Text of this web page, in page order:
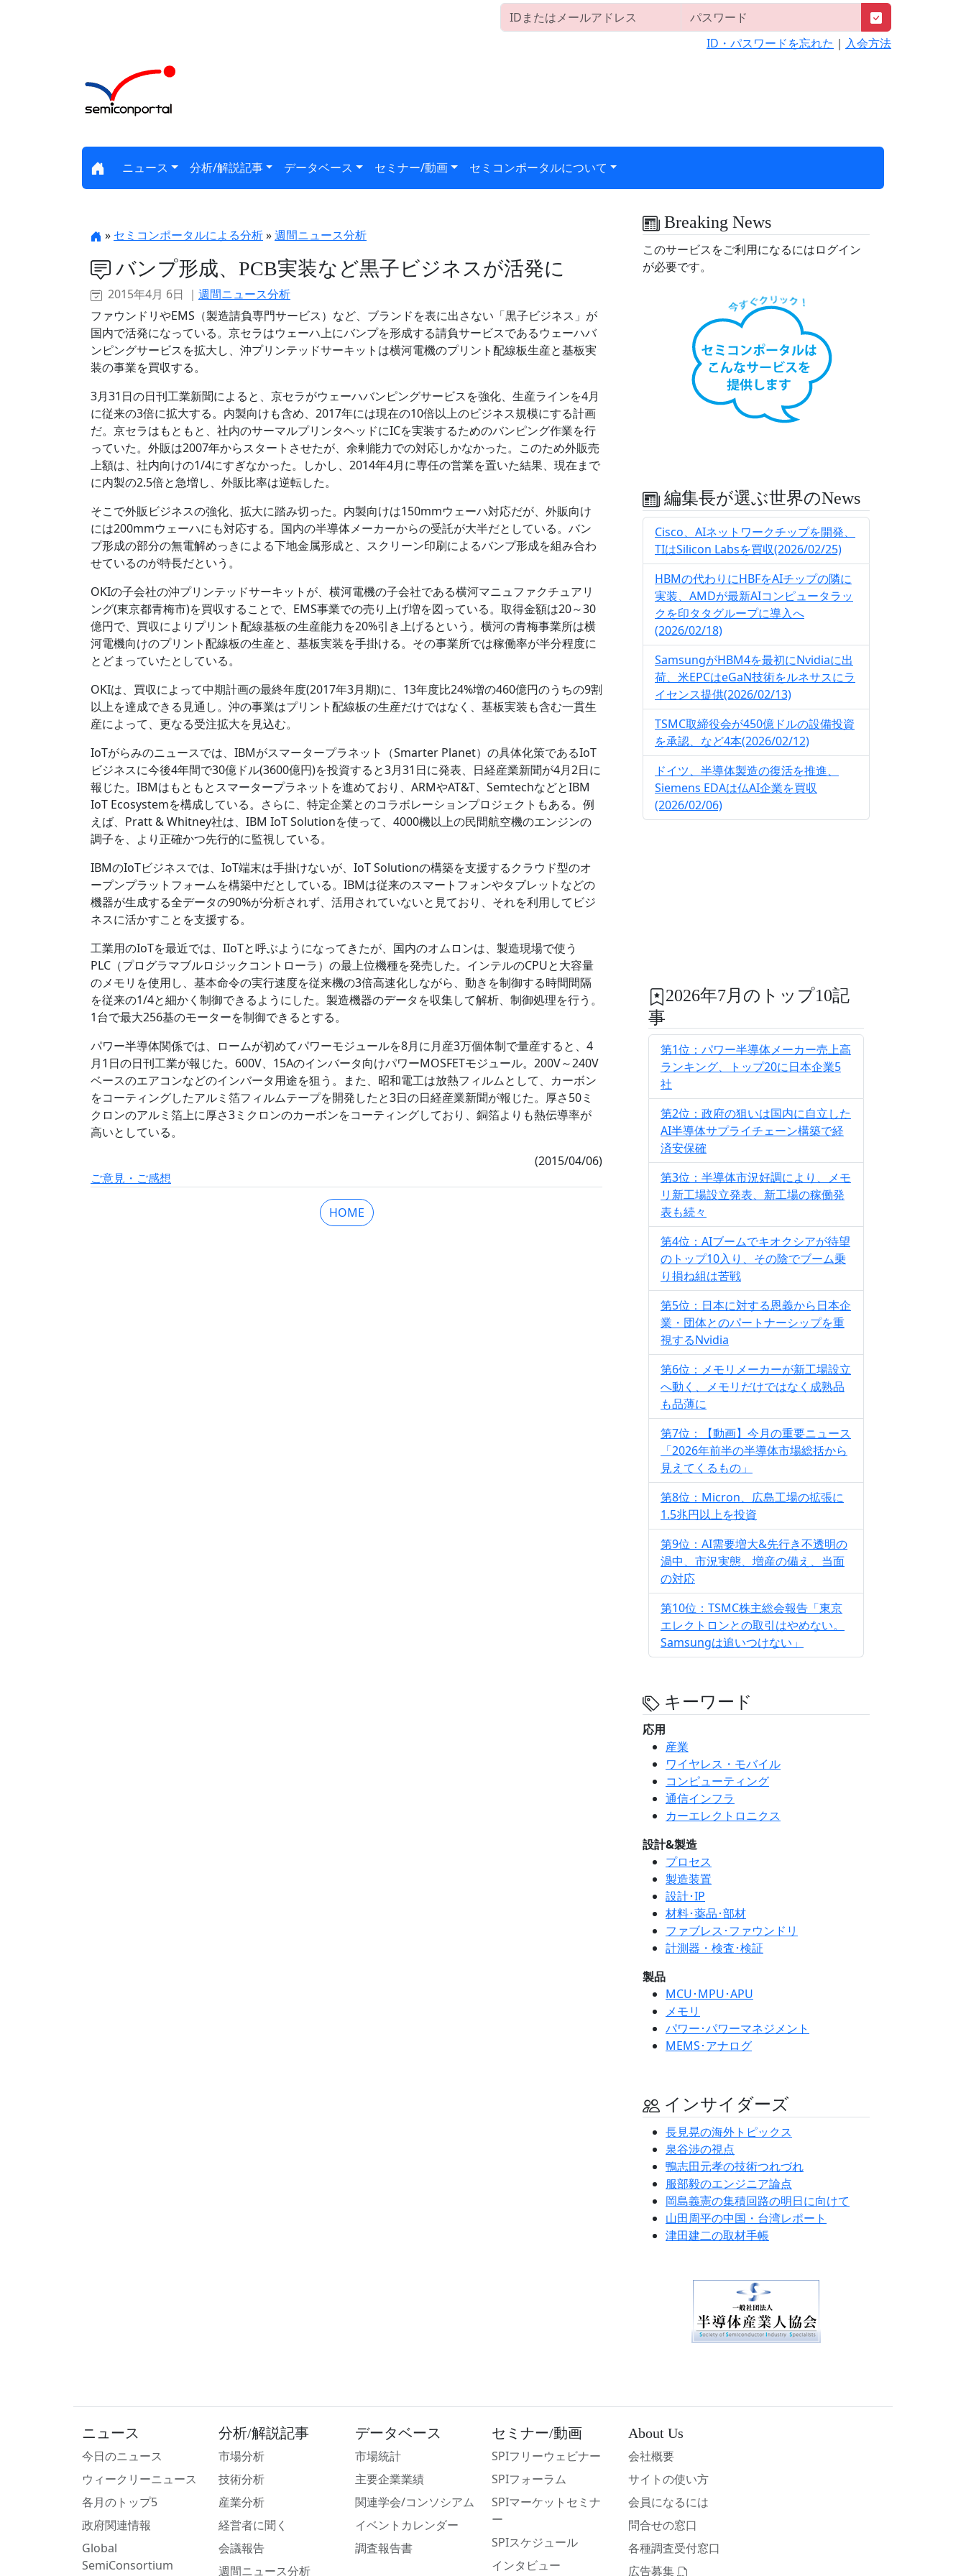
ID・パスワードを忘れた ｜ 入会方法
ニュース 分析/解説記事 データベース セミナー/動画 セミコンポータルについて
» セミコンポータルによる分析»週間ニュース分析
バンプ形成、PCB実装など黒子ビジネスが活発に
2015年4月 6日 ｜ 週間ニュース分析
ファウンドリやEMS（製造請負専門サービス）など、ブランドを表に出さない「黒子ビジネス」が
国内で活発になっている。京セラはウェーハ上にバンプを形成する請負サービスであるウェーハバ
ンピングサービスを拡大し、沖プリンテッドサーキットは横河電機のプリント配線板生産と基板実
装の事業を買収する。
3月31日の日刊工業新聞によると、京セラがウェーハバンピングサービスを強化、生産ラインを4月
に従来の3倍に拡大する。内製向けも含め、2017年には現在の10倍以上のビジネス規模にする計画
だ。京セラはもともと、社内のサーマルプリンタヘッドにICを実装するためのバンピング作業を行
っていた。外販は2007年からスタートさせたが、余剰能力での対応しかなかった。このため外販売
上額は、社内向けの1/4にすぎなかった。しかし、2014年4月に専任の営業を置いた結果、現在まで
に内製の2.5倍と急増し、外販比率は逆転した。
そこで外販ビジネスの強化、拡大に踏み切った。内製向けは150mmウェーハ対応だが、外販向け
には200mmウェーハにも対応する。国内の半導体メーカーからの受託が大半だとしている。バン
プ形成の部分の無電解めっきによる下地金属形成と、スクリーン印刷によるバンプ形成を組み合わ
せているのが特長だという。
OKIの子会社の沖プリンテッドサーキットが、横河電機の子会社である横河マニュファクチュアリ
ング(東京都青梅市)を買収することで、EMS事業での売り上げ増を図っている。取得金額は20～30
億円で、買収によりプリント配線基板の生産能力を20%引き上げるという。横河の青梅事業所は横
河電機向けのプリント配線板の生産と、基板実装を手掛ける。その事業所では稼働率が半分程度に
とどまっていたとしている。
OKIは、買収によって中期計画の最終年度(2017年3月期)に、13年度比24%増の460億円のうちの9割
以上を達成できる見通し。沖の事業はプリント配線板の生産だけではなく、基板実装も含む一貫生
産によって、更なる受注拡大を見込む。
IoTがらみのニュースでは、IBMがスマータープラネット（Smarter Planet）の具体化策であるIoT
ビジネスに今後4年間で30億ドル(3600億円)を投資すると3月31日に発表、日経産業新聞が4月2日に
報じた。IBMはもともとスマータープラネットを進めており、ARMやAT&T、SemtechなどとIBM
IoT Ecosystemを構成している。さらに、特定企業とのコラボレーションプロジェクトもある。例
えば、Pratt & Whitney社は、IBM IoT Solutionを使って、4000機以上の民間航空機のエンジンの
調子を、より正確かつ先行的に監視している。
IBMのIoTビジネスでは、IoT端末は手掛けないが、IoT Solutionの構築を支援するクラウド型のオ
ープンプラットフォームを構築中だとしている。IBMは従来のスマートフォンやタブレットなどの
機器が生成する全データの90%が分析されず、活用されていないと見ており、それを利用してビジ
ネスに活かすことを支援する。
工業用のIoTを最近では、IIoTと呼ぶようになってきたが、国内のオムロンは、製造現場で使う
PLC（プログラマブルロジックコントローラ）の最上位機種を発売した。インテルのCPUと大容量
のメモリを使用し、基本命令の実行速度を従来機の3倍高速化しながら、動きを制御する時間間隔
を従来の1/4と細かく制御できるようにした。製造機器のデータを収集して解析、制御処理を行う。
1台で最大256基のモーターを制御できるとする。
パワー半導体関係では、ロームが初めてパワーモジュールを8月に月産3万個体制で量産すると、4
月1日の日刊工業が報じた。600V、15Aのインバータ向けパワーMOSFETモジュール。200V～240V
ベースのエアコンなどのインバータ用途を狙う。また、昭和電工は放熱フィルムとして、カーボン
をコーティングしたアルミ箔フィルムテープを開発したと3日の日経産業新聞が報じた。厚さ50ミ
クロンのアルミ箔上に厚さ3ミクロンのカーボンをコーティングしており、銅箔よりも熱伝導率が
高いとしている。
(2015/04/06)
ご意見・ご感想
HOME
Breaking News
このサービスをご利用になるにはログイン
が必要です。
編集長が選ぶ世界のNews
Cisco、AIネットワークチップを開発、
TIはSilicon Labsを買収(2026/02/25)
HBMの代わりにHBFをAIチップの隣に
実装、AMDが最新AIコンピュータラッ
クを印タタグループに導入へ
(2026/02/18)
SamsungがHBM4を最初にNvidiaに出
荷、米EPCはeGaN技術をルネサスにラ
イセンス提供(2026/02/13)
TSMC取締役会が450億ドルの設備投資
を承認、など4本(2026/02/12)
ドイツ、半導体製造の復活を推進、
Siemens EDAは仏AI企業を買収
(2026/02/06)
2026年7月のトップ10記
事
第1位：パワー半導体メーカー売上高
ランキング、トップ20に日本企業5
社
第2位：政府の狙いは国内に自立した
AI半導体サプライチェーン構築で経
済安保確
第3位：半導体市況好調により、メモ
リ新工場設立発表、新工場の稼働発
表も続々
第4位：AIブームでキオクシアが待望
のトップ10入り、その陰でブーム乗
り損ね組は苦戦
第5位：日本に対する恩義から日本企
業・団体とのパートナーシップを重
視するNvidia
第6位：メモリメーカーが新工場設立
へ動く、メモリだけではなく成熟品
も品薄に
第7位：【動画】今月の重要ニュース
「2026年前半の半導体市場総括から
見えてくるもの」
第8位：Micron、広島工場の拡張に
1.5兆円以上を投資
第9位：AI需要増大&先行き不透明の
渦中、市況実態、増産の備え、当面
の対応
第10位：TSMC株主総会報告「東京
エレクトロンとの取引はやめない。
Samsungは追いつけない」
キーワード
応用
産業
ワイヤレス・モバイル
コンピューティング
通信インフラ
カーエレクトロニクス
設計&製造
プロセス
製造装置
設計･IP
材料･薬品･部材
ファブレス･ファウンドリ
計測器・検査･検証
製品
MCU･MPU･APU
メモリ
パワー･パワーマネジメント
MEMS･アナログ
インサイダーズ
長見晃の海外トピックス
泉谷渉の視点
鴨志田元孝の技術つれづれ
服部毅のエンジニア論点
岡島義憲の集積回路の明日に向けて
山田周平の中国・台湾レポート
津田建二の取材手帳
ニュース
今日のニュース
ウィークリーニュース
各月のトップ5
政府関連情報
Global
SemiConsortium
分析/解説記事
市場分析
技術分析
産業分析
経営者に聞く
会議報告
週間ニュース分析
データベース
市場統計
主要企業業績
関連学会/コンソシアム
イベントカレンダー
調査報告書
セミナー/動画
SPIフリーウェビナー
SPIフォーラム
SPIマーケットセミナ
ー
SPIスケジュール
インタビュー
About Us
会社概要
サイトの使い方
会員になるには
問合せの窓口
各種調査受付窓口
広告募集